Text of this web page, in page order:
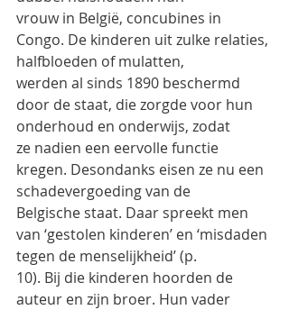
vrouw in België, concubines in
Congo. De kinderen uit zulke relaties,
halfbloeden of mulatten,
werden al sinds 1890 beschermd
door de staat, die zorgde voor hun
onderhoud en onderwijs, zodat
ze nadien een eervolle functie
kregen. Desondanks eisen ze nu een
schadevergoeding van de
Belgische staat. Daar spreekt men
van ‘gestolen kinderen’ en ‘misdaden
tegen de menselijkheid’ (p.
10). Bij die kinderen hoorden de
auteur en zijn broer. Hun vader